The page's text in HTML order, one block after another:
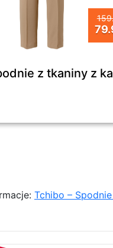
z tkaniny z
Tchibo –